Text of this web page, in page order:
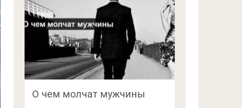
О чем молчат мужчины